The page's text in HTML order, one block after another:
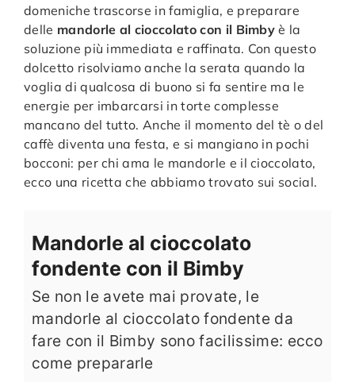
domeniche trascorse in famiglia, e preparare
delle mandorle al cioccolato con il Bimby è la
soluzione più immediata e raffinata. Con questo
dolcetto risolviamo anche la serata quando la
voglia di qualcosa di buono si fa sentire ma le
energie per imbarcarsi in torte complesse
mancano del tutto. Anche il momento del tè o del
caffè diventa una festa, e si mangiano in pochi
bocconi: per chi ama le mandorle e il cioccolato,
ecco una ricetta che abbiamo trovato sui social.
Mandorle al cioccolato
fondente con il Bimby
Se non le avete mai provate, le
mandorle al cioccolato fondente da
fare con il Bimby sono facilissime: ecco
come prepararle